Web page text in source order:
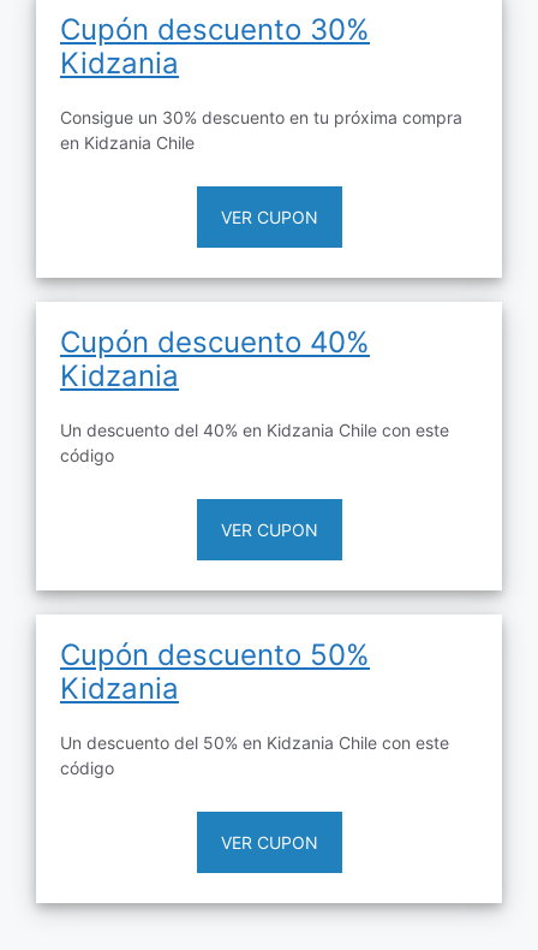
Cupón descuento 30%
Kidzania
Consigue un 30% descuento en tu próxima compra
en Kidzania Chile
VER CUPON
Cupón descuento 40%
Kidzania
Un descuento del 40% en Kidzania Chile con este
código
VER CUPON
Cupón descuento 50%
Kidzania
Un descuento del 50% en Kidzania Chile con este
código
VER CUPON